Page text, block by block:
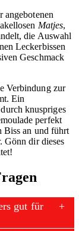
angebotenen
Matjes,
die Auswahl
Leckerbissen
Geschmack
Verbindung zur
Ein
knuspriges
perfekt
Biss an und führt
Gönn dir dieses
gut für